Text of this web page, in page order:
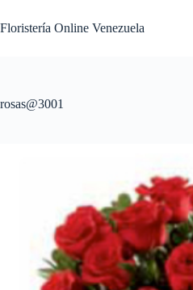
Floristería Online Venezuela
rosas@3001